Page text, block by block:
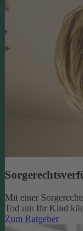
Mit einer
Tod um Ihr Kind
Zum Ratgeber